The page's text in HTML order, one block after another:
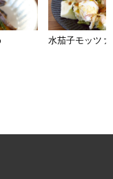
水茄子モッツァ